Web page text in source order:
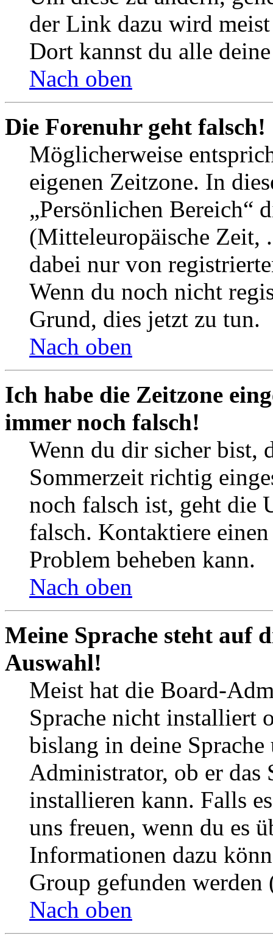
der Link dazu wird
Dort kannst du alle
Nach oben
Die Forenuhr geht falsch!
Möglicherweise
eigenen Zeitzone. In
„Persönlichen Bereich“
(Mitteleuropäische Zeit,
dabei nur von
Wenn du noch nicht
Grund, dies jetzt zu tun.
Nach oben
Ich habe die Zeitzone
immer noch falsch!
Wenn du dir sicher bist,
Sommerzeit richtig
noch falsch ist, geht die
falsch. Kontaktiere
Problem beheben kann.
Nach oben
Meine Sprache steht auf
Auswahl!
Meist hat die Board-
Sprache nicht installiert
bislang in deine
Administrator, ob er das
installieren kann. Falls
uns freuen, wenn du es
Informationen dazu
Group gefunden
Nach oben